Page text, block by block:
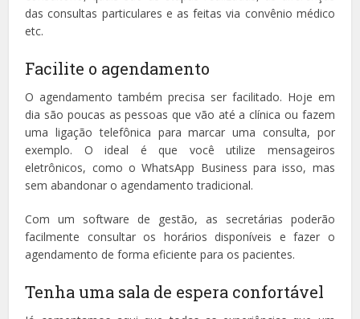
das consultas particulares e as feitas via convênio médico
etc.
Facilite o agendamento
O agendamento também precisa ser facilitado. Hoje em
dia são poucas as pessoas que vão até a clínica ou fazem
uma ligação telefônica para marcar uma consulta, por
exemplo. O ideal é que você utilize mensageiros
eletrônicos, como o WhatsApp Business para isso, mas
sem abandonar o agendamento tradicional.
Com um software de gestão, as secretárias poderão
facilmente consultar os horários disponíveis e fazer o
agendamento de forma eficiente para os pacientes.
Tenha uma sala de espera confortável